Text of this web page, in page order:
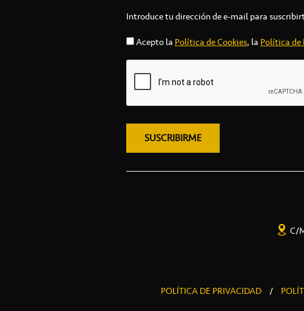
Introduce tu dirección de e-mail para
Acepto la Política de Cookies, la Política de
C/
POLÍTICA DE PRIVACIDAD /